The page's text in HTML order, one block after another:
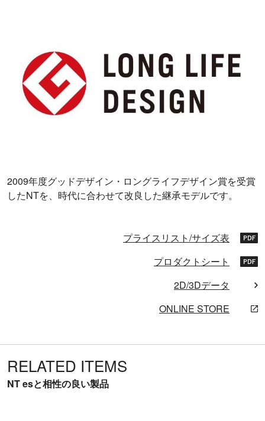
2009年度グッドデザイン・ロングライフデザイン賞を受賞
したNTを、時代に合わせて改良した継承モデルです。
プライスリスト/サイズ表
プロダクトシート
2D/3Dデータ
ONLINE STORE
RELATED ITEMS
NT esと相性の良い製品